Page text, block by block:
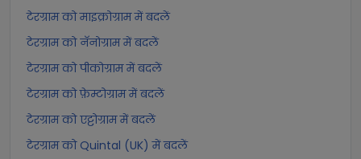
टेरग्राम को माइक्रोग्राम में बदलें
टेरग्राम को नॅनोग्राम में बदलें
टेरग्राम को पीकोग्राम में बदलें
टेरग्राम को फ़ेम्टोग्राम में बदलें
टेरग्राम को एट्टोग्राम में बदलें
टेरग्राम को Quintal (UK) में बदलें